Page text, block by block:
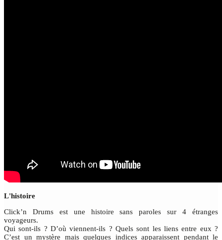
L'histoire
Click’n Drums est une histoire sans paroles sur 4 étranges
voyageurs.
Qui sont-ils ? D’où viennent-ils ? Quels sont les liens entre eux ?
C’est un mystère mais quelques indices apparaissent pendant le